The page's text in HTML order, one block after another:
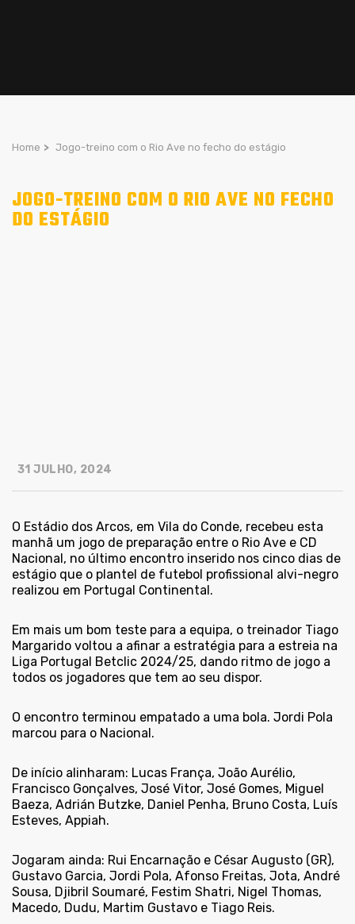
Home > Jogo-treino com o Rio Ave no fecho do estágio
JOGO-TREINO COM O RIO AVE NO FECHO
DO ESTÁGIO
31 JULHO, 2024
O Estádio dos Arcos, em Vila do Conde, recebeu esta
manhã um jogo de preparação entre o Rio Ave e CD
Nacional, no último encontro inserido nos cinco dias de
estágio que o plantel de futebol profissional alvi-negro
realizou em Portugal Continental.
Em mais um bom teste para a equipa, o treinador Tiago
Margarido voltou a afinar a estratégia para a estreia na
Liga Portugal Betclic 2024/25, dando ritmo de jogo a
todos os jogadores que tem ao seu dispor.
O encontro terminou empatado a uma bola. Jordi Pola
marcou para o Nacional.
De início alinharam: Lucas França, João Aurélio,
Francisco Gonçalves, José Vitor, José Gomes, Miguel
Baeza, Adrián Butzke, Daniel Penha, Bruno Costa, Luís
Esteves, Appiah.
Jogaram ainda: Rui Encarnação e César Augusto (GR),
Gustavo Garcia, Jordi Pola, Afonso Freitas, Jota, André
Sousa, Djibril Soumaré, Festim Shatri, Nigel Thomas,
Macedo, Dudu, Martim Gustavo e Tiago Reis.